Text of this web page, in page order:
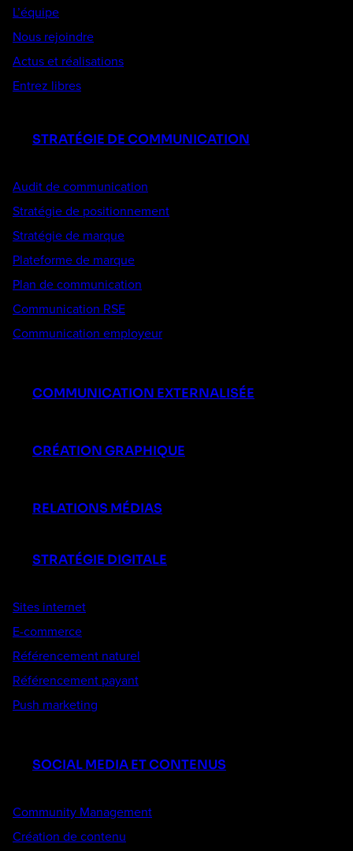
L’équipe
Nous rejoindre
Actus et réalisations
Entrez libres
STRATÉGIE DE COMMUNICATION
Audit de communication
Stratégie de positionnement
Stratégie de marque
Plateforme de marque
Plan de communication
Communication RSE
Communication employeur
COMMUNICATION EXTERNALISÉE
CRÉATION GRAPHIQUE
RELATIONS MÉDIAS
STRATÉGIE DIGITALE
Sites internet
E-commerce
Référencement naturel
Référencement payant
Push marketing
SOCIAL MEDIA ET CONTENUS
Community Management
Création de contenu